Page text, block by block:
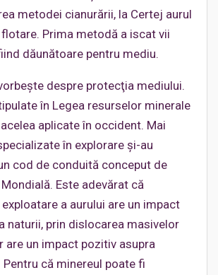
metodei cianurării, la Certej aurul
Prima metodă a iscat vii
dăunătoare pentru mediu.
despre protecţia mediului.
în Legea resurselor minerale
aplicate în occident. Mai
în explorare şi-au
cod de conduită conceput de
Este adevărat că
a aurului are un impact
naturii, prin dislocarea masivelor
are un impact pozitiv asupra
că minereul poate fi